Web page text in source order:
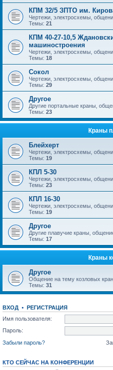
КПМ 32/5 ЗПТО им.
Чертежи, электросхемы,
Темы: 21
КПМ 40-27-10,5
машиностроения
Чертежи, электросхемы,
Темы: 18
Сокол
Чертежи, электросхемы,
Темы: 29
Другое
Другие портальные краны,
Темы: 23
Краны
Блейхерт
Чертежи, электросхемы,
Темы: 19
КПЛ 5-30
Чертежи, электросхемы,
Темы: 23
КПЛ 16-30
Чертежи, электросхемы,
Темы: 19
Другое
Другие плавучие краны,
Темы: 17
Краны
Другое
Общение на тему козловых
Темы: 31
ВХОД • РЕГИСТРАЦИЯ
Имя пользователя:
Пароль:
Забыли пароль?
КТО СЕЙЧАС НА КОНФЕРЕНЦИИ